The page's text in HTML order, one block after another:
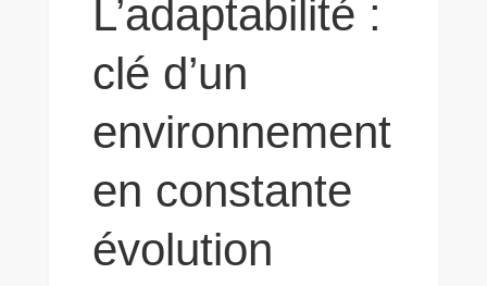
L’adaptabilité :
clé d’un
environnement
en constante
évolution